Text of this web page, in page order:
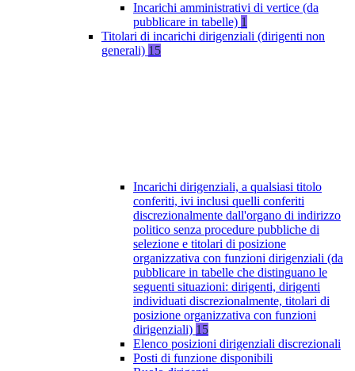
Incarichi amministrativi di vertice (da
pubblicare in tabelle) 1
Titolari di incarichi dirigenziali (dirigenti non
generali) 15
Incarichi dirigenziali, a qualsiasi titolo
conferiti, ivi inclusi quelli conferiti
discrezionalmente dall'organo di indirizzo
politico senza procedure pubbliche di
selezione e titolari di posizione
organizzativa con funzioni dirigenziali (da
pubblicare in tabelle che distinguano le
seguenti situazioni: dirigenti, dirigenti
individuati discrezionalmente, titolari di
posizione organizzativa con funzioni
dirigenziali) 15
Elenco posizioni dirigenziali discrezionali
Posti di funzione disponibili